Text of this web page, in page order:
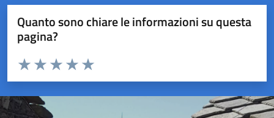
Quanto sono chiare le informazioni su questa
pagina?
Valuta da 1 a 5 stelle la pagina
Valuta 5 stelle su 5
Valuta 4 stelle su 5
Valuta 3 stelle su 5
Valuta 2 stelle su 5
Valuta 1 stelle su 5